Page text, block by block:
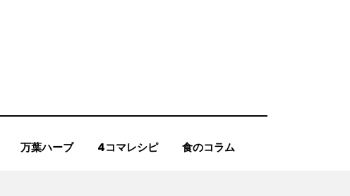
万葉ハーブ 4コマレシピ 食のコラム